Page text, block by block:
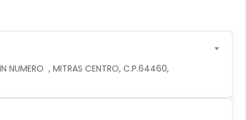
NUMERO  , MITRAS CENTRO, C.P.64460,